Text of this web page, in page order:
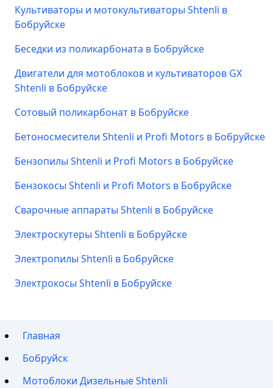
Культиваторы и мотокультиваторы Shtenli в
Бобруйске
Беседки из поликарбоната в Бобруйске
Двигатели для мотоблоков и культиваторов GX
Shtenli в Бобруйске
Сотовый поликарбонат в Бобруйске
Бетоносмесители Shtenli и Profi Motors в Бобруйске
Бензопилы Shtenli и Profi Motors в Бобруйске
Бензокосы Shtenli и Profi Motors в Бобруйске
Сварочные аппараты Shtenli в Бобруйске
Электроскутеры Shtenli в Бобруйске
Электропилы Shtenli в Бобруйске
Электрокосы Shtenli в Бобруйске
Главная
Бобруйск
Мотоблоки Дизельные Shtenli